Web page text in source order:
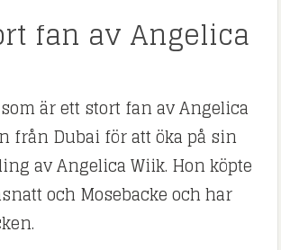
fan av Angelica
är ett stort fan av Angelica
från Dubai för att öka på sin
av Angelica Wiik. Hon köpte
och Mosebacke och har